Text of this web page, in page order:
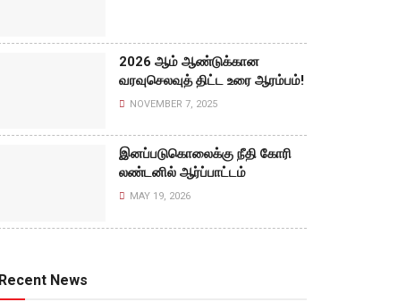
2026 ஆம் ஆண்டுக்கான
வரவுசெலவுத் திட்ட உரை ஆரம்பம்!
NOVEMBER 7, 2025
இனப்படுகொலைக்கு நீதி கோரி
லண்டனில் ஆர்ப்பாட்டம்
MAY 19, 2026
Recent News